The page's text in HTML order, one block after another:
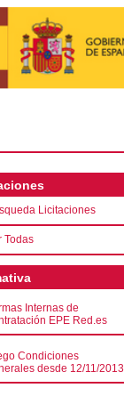
Licitaciones
Todas
Internas de
EPE Red.es
Condiciones
desde 12/11/2013